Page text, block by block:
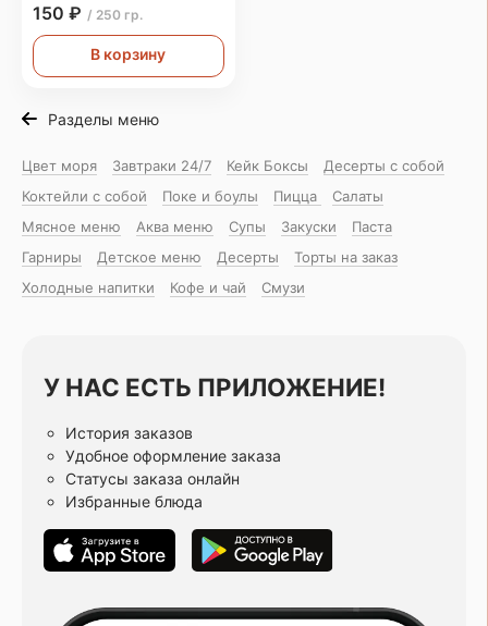
150 ₽ / 250 гр.
В корзину
Разделы меню
Цвет моря Завтраки 24/7 Кейк Боксы
Десерты с собой
Коктейли с собой
Поке и боулы Пицца
Салаты
Мясное меню
Аква меню Супы Закуски
Паста
Гарниры
Детское меню Десерты
Торты на заказ
Холодные напитки
Кофе и чай Смузи
У НАС ЕСТЬ ПРИЛОЖЕНИЕ!
История заказов
Удобное оформление заказа
Статусы заказа онлайн
Избранные блюда